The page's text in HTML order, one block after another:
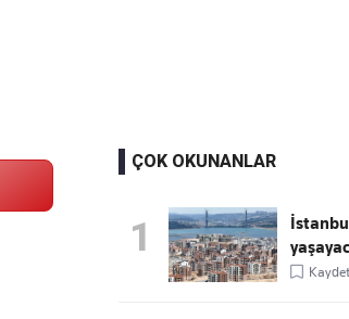
ÇOK OKUNANLAR
1
Kaydet